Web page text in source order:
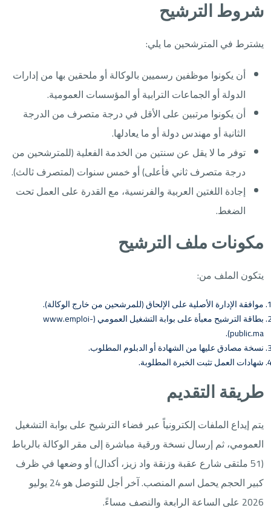
شروط الترشيح
يشترط في المترشحين ما يلي:
أن يكونوا موظفين رسميين بالوكالة أو ملحقين بها من إدارات
الدولة أو الجماعات الترابية أو المؤسسات العمومية.
أن يكونوا مرتبين على الأقل في درجة متصرف من الدرجة
الثانية أو مهندس دولة أو ما يعادلها.
توفر ما لا يقل عن سنتين من الخدمة الفعلية (للمترشحين من
درجة متصرف ثاني فأعلى) أو خمس سنوات (لمتصرف ثالث).
إجادة اللغتين العربية والفرنسية، مع القدرة على العمل تحت
الضغط.
مكونات ملف الترشيح
يتكون الملف من:
موافقة الإدارة الأصلية على الإلحاق (للمرشحين من خارج الوكالة).
بطاقة الترشيح معبأة على بوابة التشغيل العمومي (www.emploi-
public.ma).
نسخة مصادق عليها من الشهادة أو الدبلوم المطلوب.
شهادات العمل تثبت الخبرة المطلوبة.
طريقة التقديم
يتم إيداع الملفات إلكترونياً عبر فضاء الترشيح على بوابة التشغيل
العمومي، ثم إرسال نسخة ورقية مباشرة إلى مقر الوكالة بالرباط
(51 ملتقى شارع عقبة وزنقة واد زيز، أكدال) أو وضعها في ظرف
كبير الحجم يحمل اسم المنصب. آخر أجل للتوصل هو 24 يوليو
2026 على الساعة الرابعة والنصف مساءً.